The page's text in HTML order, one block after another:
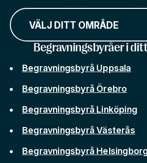
VÄLJ DITT OMRÅDE
Begravningsbyråer i
Begravningsbyrå Uppsala
Begravningsbyrå Örebro
Begravningsbyrå Linköping
Begravningsbyrå Västerås
Begravningsbyrå